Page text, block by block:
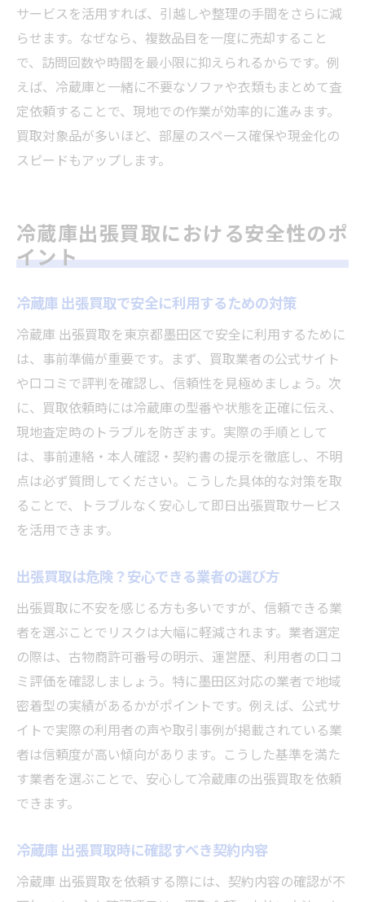
サービスを活用すれば、引越しや整理の手間をさらに減
らせます。なぜなら、複数品目を一度に売却すること
で、訪問回数や時間を最小限に抑えられるからです。例
えば、冷蔵庫と一緒に不要なソファや衣類もまとめて査
定依頼することで、現地での作業が効率的に進みます。
買取対象品が多いほど、部屋のスペース確保や現金化の
スピードもアップします。
冷蔵庫出張買取における安全性のポ
イント
冷蔵庫 出張買取で安全に利用するための対策
冷蔵庫 出張買取を東京都墨田区で安全に利用するために
は、事前準備が重要です。まず、買取業者の公式サイト
や口コミで評判を確認し、信頼性を見極めましょう。次
に、買取依頼時には冷蔵庫の型番や状態を正確に伝え、
現地査定時のトラブルを防ぎます。実際の手順として
は、事前連絡・本人確認・契約書の提示を徹底し、不明
点は必ず質問してください。こうした具体的な対策を取
ることで、トラブルなく安心して即日出張買取サービス
を活用できます。
出張買取は危険？安心できる業者の選び方
出張買取に不安を感じる方も多いですが、信頼できる業
者を選ぶことでリスクは大幅に軽減されます。業者選定
の際は、古物商許可番号の明示、運営歴、利用者の口コ
ミ評価を確認しましょう。特に墨田区対応の業者で地域
密着型の実績があるかがポイントです。例えば、公式サ
イトで実際の利用者の声や取引事例が掲載されている業
者は信頼度が高い傾向があります。こうした基準を満た
す業者を選ぶことで、安心して冷蔵庫の出張買取を依頼
できます。
冷蔵庫 出張買取時に確認すべき契約内容
冷蔵庫 出張買取を依頼する際には、契約内容の確認が不